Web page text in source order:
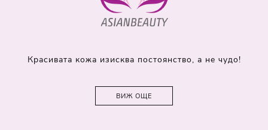
Красивата кожа изисква постоянство, а не чудо!
ВИЖ ОЩЕ